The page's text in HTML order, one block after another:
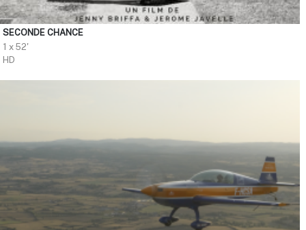
SECONDE CHANCE
1 x 52'
HD